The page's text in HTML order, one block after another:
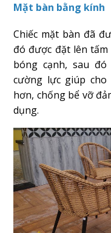
Mặt bàn bằng kính
Chiếc mặt bàn đã
đó được đặt lên
bóng cạnh, sau
cường lực giúp
hơn, chống bể vỡ
dụng.